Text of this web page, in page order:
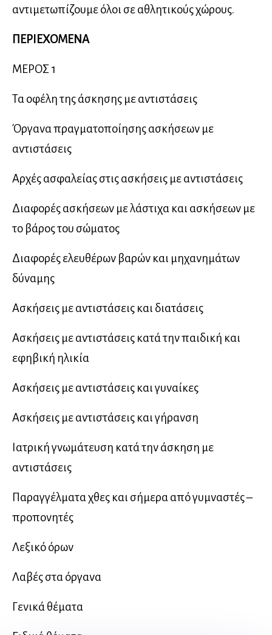
αντιμετωπίζουμε όλοι σε αθλητικούς χώρους.
ΠΕΡΙΕΧΟΜΕΝΑ
ΜΕΡΟΣ 1
Τα οφέλη της άσκησης με αντιστάσεις
Όργανα πραγματοποίησης ασκήσεων με
αντιστάσεις
Αρχές ασφαλείας στις ασκήσεις με αντιστάσεις
Διαφορές ασκήσεων με λάστιχα και ασκήσεων με
το βάρος του σώματος
Διαφορές ελευθέρων βαρών και μηχανημάτων
δύναμης
Ασκήσεις με αντιστάσεις και διατάσεις
Ασκήσεις με αντιστάσεις κατά την παιδική και
εφηβική ηλικία
Ασκήσεις με αντιστάσεις και γυναίκες
Ασκήσεις με αντιστάσεις και γήρανση
Ιατρική γνωμάτευση κατά την άσκηση με
αντιστάσεις
Παραγγέλματα χθες και σήμερα από γυμναστές –
προπονητές
Λεξικό όρων
Λαβές στα όργανα
Γενικά θέματα